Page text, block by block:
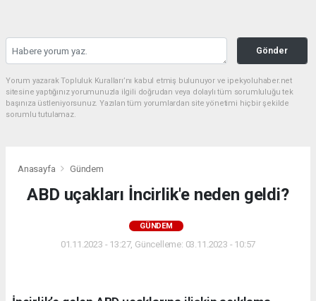
Gönder
Yorum yazarak Topluluk Kuralları’nı kabul etmiş bulunuyor ve ipekyoluhaber.net
sitesine yaptığınız yorumunuzla ilgili doğrudan veya dolaylı tüm sorumluluğu tek
başınıza üstleniyorsunuz. Yazılan tüm yorumlardan site yönetimi hiçbir şekilde
sorumlu tutulamaz.
Anasayfa Gündem
ABD uçakları İncirlik'e neden geldi?
GÜNDEM
01.11.2023 - 13:27, Güncelleme: 03.11.2023 - 10:57